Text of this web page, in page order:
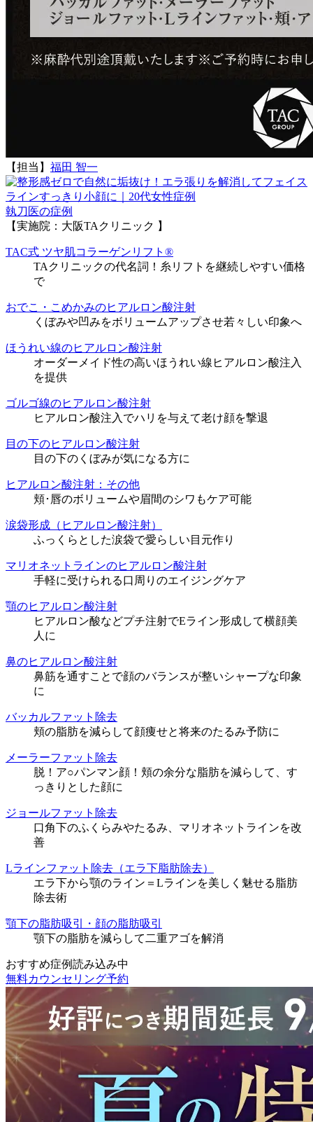
【担当】 福田 智一
執刀医の症例
【実施院：大阪TAクリニック 】
TAC式 ツヤ肌コラーゲンリフト®
TAクリニックの代名詞！糸リフトを継続しやすい価格
で
おでこ・こめかみのヒアルロン酸注射
くぼみや凹みをボリュームアップさせ若々しい印象へ
ほうれい線のヒアルロン酸注射
オーダーメイド性の高いほうれい線ヒアルロン酸注入
を提供
ゴルゴ線のヒアルロン酸注射
ヒアルロン酸注入でハリを与えて老け顔を撃退
目の下のヒアルロン酸注射
目の下のくぼみが気になる方に
ヒアルロン酸注射：その他
頬･唇のボリュームや眉間のシワもケア可能
涙袋形成（ヒアルロン酸注射）
ふっくらとした涙袋で愛らしい目元作り
マリオネットラインのヒアルロン酸注射
手軽に受けられる口周りのエイジングケア
顎のヒアルロン酸注射
ヒアルロン酸などプチ注射でEライン形成して横顔美
人に
鼻のヒアルロン酸注射
鼻筋を通すことで顔のバランスが整いシャープな印象
に
バッカルファット除去
頬の脂肪を減らして顔痩せと将来のたるみ予防に
メーラーファット除去
脱！ア○パンマン顔！頬の余分な脂肪を減らして、す
っきりとした顔に
ジョールファット除去
口角下のふくらみやたるみ、マリオネットラインを改
善
Lラインファット除去（エラ下脂肪除去）
エラ下から顎のライン＝Lラインを美しく魅せる脂肪
除去術
顎下の脂肪吸引・顔の脂肪吸引
顎下の脂肪を減らして二重アゴを解消
おすすめ症例読み込み中
無料カウンセリング予約